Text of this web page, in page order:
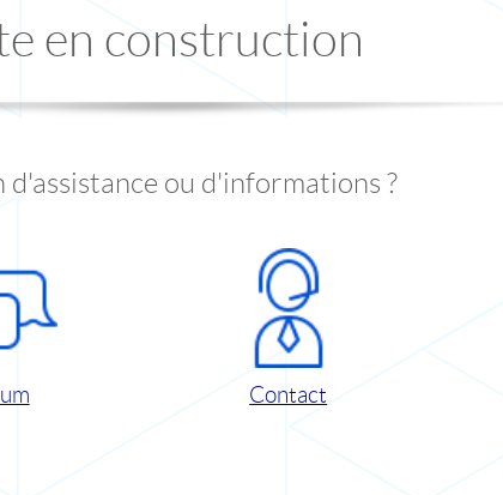
en construction
d'assistance ou d'informations ?
Contact